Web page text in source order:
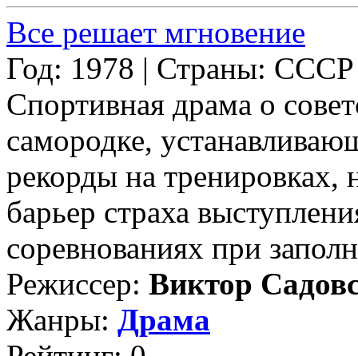
Все решает мгновение
Год: 1978 | Страны: СССР
Спортивная драма о
самородке,
рекорды на тренировках,
барьер страха
соревнованиях при
Режиссер: Виктор
Жанры: Драма